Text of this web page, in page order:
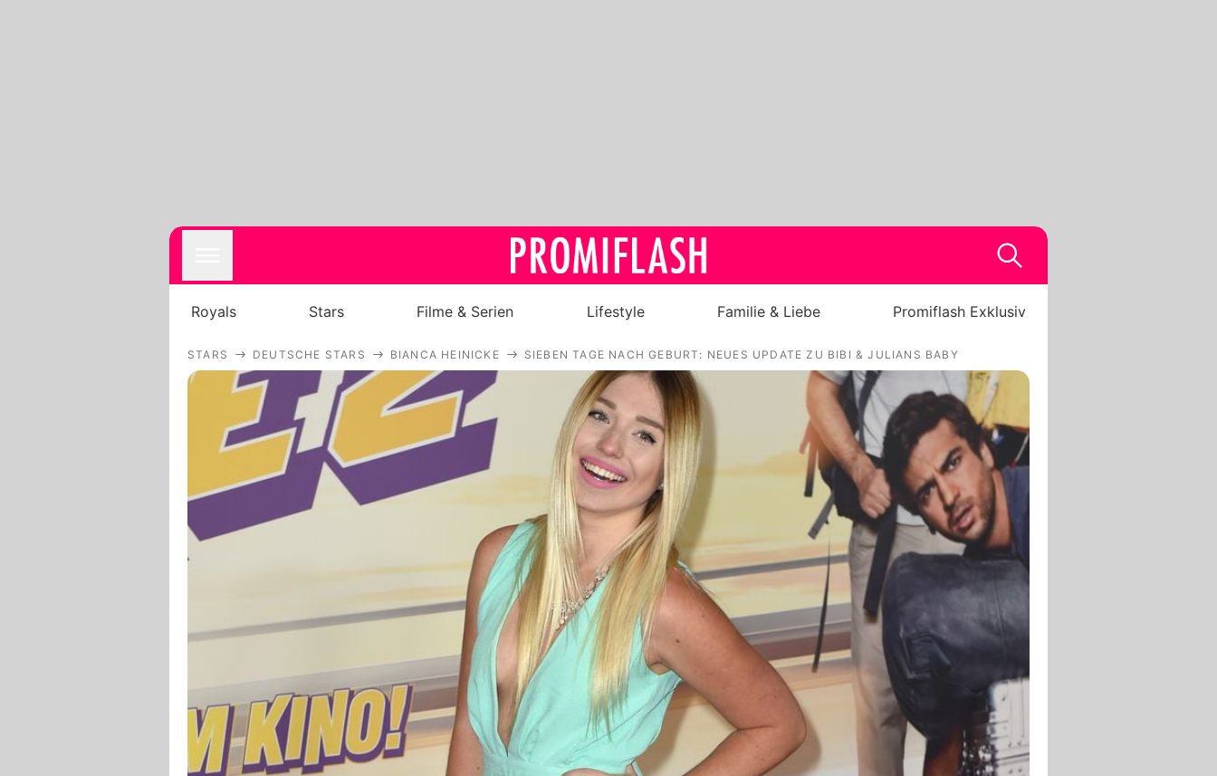
Royals
Stars
Filme & Serien
Lifestyle
Familie & Liebe
Promiflash Exklusiv
Alle Themen auf Promiflash
Jobs
App runterladen
Team
Redaktionelle Richtlinien
Royals Stars Filme & Serien Lifestyle Familie & Liebe Promiflash Exklusiv
STARS DEUTSCHE STARS BIANCA HEINICKE SIEBEN TAGE NACH GEBURT: NEUES UPDATE ZU BIBI & JULIANS BABY